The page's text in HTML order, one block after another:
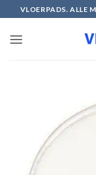
naar
inhoud
VLOERPADS. ALLE